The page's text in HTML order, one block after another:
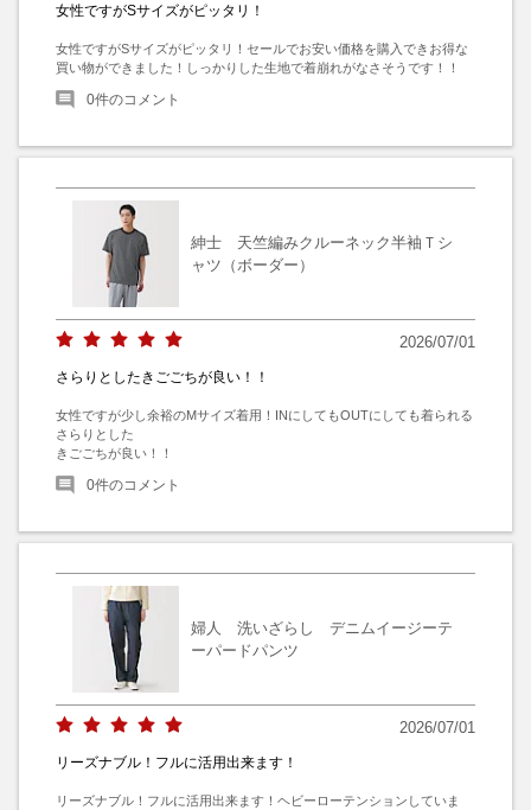
女性ですがSサイズがピッタリ！
女性ですがSサイズがピッタリ！セールでお安い価格を購入できお得な
買い物ができました！しっかりした生地で着崩れがなさそうです！！
0件のコメント
紳士 天竺編みクルーネック半袖Ｔシ
ャツ（ボーダー）
2026/07/01
さらりとしたきごごちが良い！！
女性ですが少し余裕のMサイズ着用！INにしてもOUTにしても着られる
さらりとした
きごごちが良い！！
0件のコメント
婦人 洗いざらし デニムイージーテ
ーパードパンツ
2026/07/01
リーズナブル！フルに活用出来ます！
リーズナブル！フルに活用出来ます！ヘビーローテンションしていま